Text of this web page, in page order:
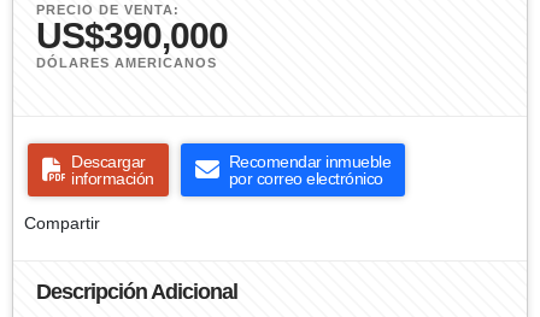
PRECIO DE VENTA:
US$390,000
DÓLARES AMERICANOS
Descargar
información
Recomendar inmueble
por correo electrónico
Compartir
Descripción Adicional